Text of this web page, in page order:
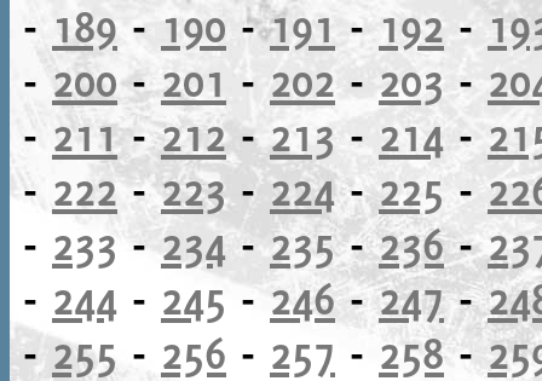
- 189- 190 -191- 192 -
-200-201 - 202- 203 -
- 211-212-213- 214-
- 222-223-224-225-
- 233 -234-235-236-
- 244 - 245-246-247-
-255 - 256 - 257 - 258-